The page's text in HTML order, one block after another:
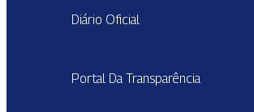
Diário Oficial
Portal Da Transparência